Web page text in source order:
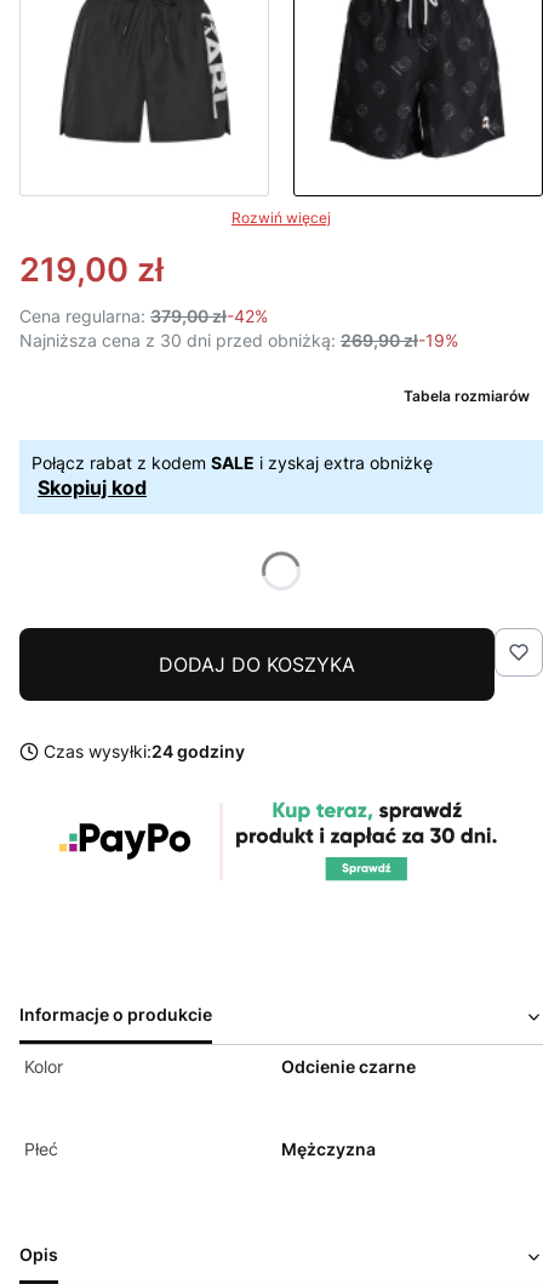
Rozwiń więcej
219,00 zł
Cena regularna: 379,00 zł-42%
Najniższa cena z 30 dni przed obniżką: 269,90 zł-19%
Tabela rozmiarów
Połącz rabat z kodem SALE i zyskaj extra obniżkę
Skopiuj kod
DODAJ DO KOSZYKA
Czas wysyłki:24 godziny
Informacje o produkcie
Kolor Odcienie czarne
Płeć Mężczyzna
Opis